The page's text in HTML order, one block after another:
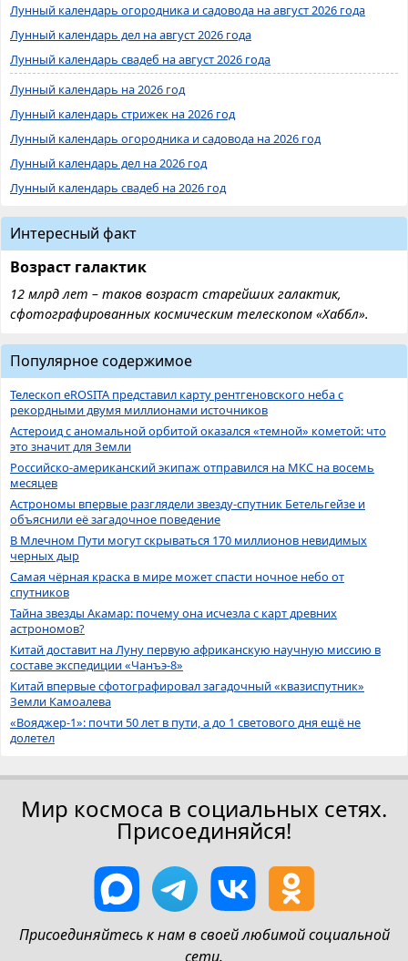
Лунный календарь огородника и садовода на август 2026 года
Лунный календарь дел на август 2026 года
Лунный календарь свадеб на август 2026 года
Лунный календарь на 2026 год
Лунный календарь стрижек на 2026 год
Лунный календарь огородника и садовода на 2026 год
Лунный календарь дел на 2026 год
Лунный календарь свадеб на 2026 год
Интересный факт
Возраст галактик
12 млрд лет – таков возраст старейших галактик,
сфотографированных космическим телескопом «Хаббл».
Популярное содержимое
Телескоп eROSITA представил карту рентгеновского неба с
рекордными двумя миллионами источников
Астероид с аномальной орбитой оказался «темной» кометой: что
это значит для Земли
Российско-американский экипаж отправился на МКС на восемь
месяцев
Астрономы впервые разглядели звезду-спутник Бетельгейзе и
объяснили её загадочное поведение
В Млечном Пути могут скрываться 170 миллионов невидимых
черных дыр
Самая чёрная краска в мире может спасти ночное небо от
спутников
Тайна звезды Акамар: почему она исчезла с карт древних
астрономов?
Китай доставит на Луну первую африканскую научную миссию в
составе экспедиции «Чанъэ-8»
Китай впервые сфотографировал загадочный «квазиспутник»
Земли Камоалева
«Вояджер-1»: почти 50 лет в пути, а до 1 светового дня ещё не
долетел
Мир космоса в социальных сетях.
Присоединяйся!
Присоединяйтесь к нам в своей любимой социальной
сети.